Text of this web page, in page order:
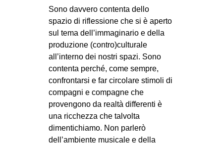
Sono davvero contenta dello
spazio di riflessione che si è aperto
sul tema dell’immaginario e della
produzione (contro)culturale
all’interno dei nostri spazi. Sono
contenta perché, come sempre,
confrontarsi e far circolare stimoli di
compagni e compagne che
provengono da realtà differenti è
una ricchezza che talvolta
dimentichiamo. Non parlerò
dell’ambiente musicale e della